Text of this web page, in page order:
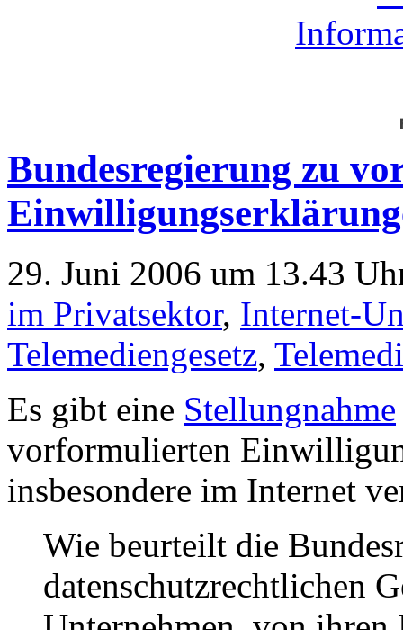
Bundesregierung zu
29. Juni 2006 um 13.43
im Privatsektor, Internet-
Telemediengesetz,
Es gibt eine Stellungnahme
vorformulierten
insbesondere im Internet
Wie beurteilt die
datenschutzrechtlichen